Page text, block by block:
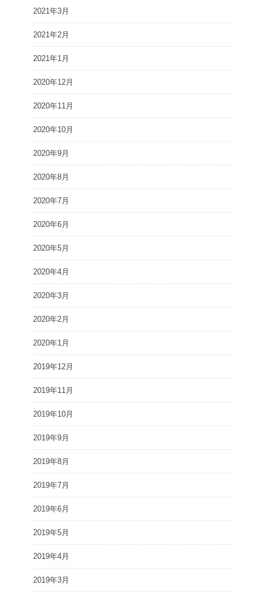
2021年3月
2021年2月
2021年1月
2020年12月
2020年11月
2020年10月
2020年9月
2020年8月
2020年7月
2020年6月
2020年5月
2020年4月
2020年3月
2020年2月
2020年1月
2019年12月
2019年11月
2019年10月
2019年9月
2019年8月
2019年7月
2019年6月
2019年5月
2019年4月
2019年3月